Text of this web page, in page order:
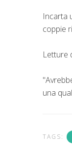
Incarta
coppie
Letture
una
TAGS: